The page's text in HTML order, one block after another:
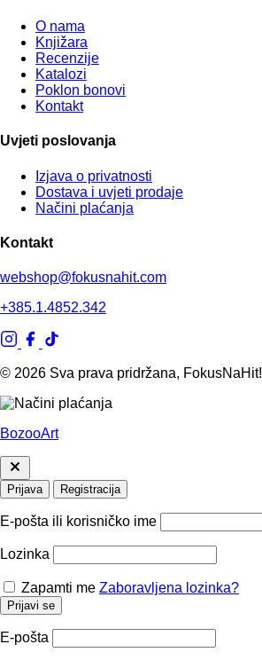
O nama
Knjižara
Recenzije
Katalozi
Poklon bonovi
Kontakt
Uvjeti poslovanja
Izjava o privatnosti
Dostava i uvjeti prodaje
Načini plaćanja
Kontakt
webshop@fokusnahit.com
+385.1.4852.342
© 2026 Sva prava pridržana, FokusNaHit!
BozooArt
Prijava Registracija
E-pošta ili korisničko ime
Lozinka
Zapamti me Zaboravljena lozinka?
Prijavi se
E-pošta